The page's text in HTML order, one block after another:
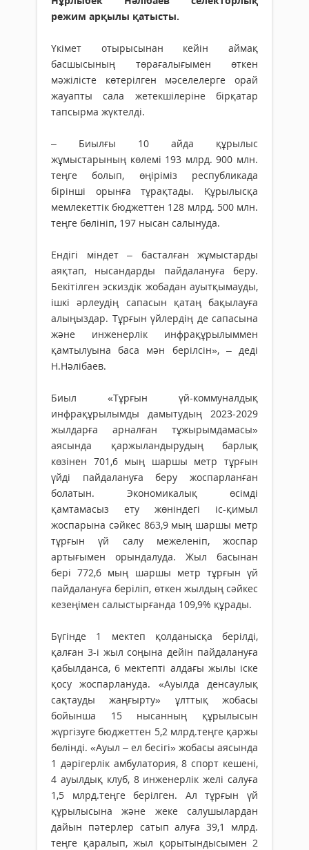
режим арқылы қатысты.
Үкімет отырысынан кейін аймақ
басшысының төрағалығымен өткен
мәжілісте көтерілген мәселелерге орай
жауапты сала жетекшілеріне бірқатар
тапсырма жүктелді.
– Биылғы 10 айда құрылыс
жұмыстарының көлемі 193 млрд. 900 млн.
теңге болып, өңіріміз республикада
бірінші орынға тұрақтады. Құрылысқа
мемлекеттік бюджеттен 128 млрд. 500 млн.
теңге бөлініп, 197 нысан салынуда.
Ендігі міндет – басталған жұмыстарды
аяқтап, нысандарды пайдалануға беру.
Бекітілген эскиздік жобадан ауытқымауды,
ішкі әрлеудің сапасын қатаң бақылауға
алыңыздар. Тұрғын үйлердің де сапасына
және инженерлік инфрақұрылыммен
қамтылуына баса мән берілсін», – деді
Н.Нәлібаев.
Биыл «Тұрғын үй-коммуналдық
инфрақұрылымды дамытудың 2023-2029
жылдарға арналған тұжырымдамасы»
аясында қаржыландырудың барлық
көзінен 701,6 мың шаршы метр тұрғын
үйді пайдалануға беру жоспарланған
болатын. Экономикалық өсімді
қамтамасыз ету жөніндегі іс-қимыл
жоспарына сәйкес 863,9 мың шаршы метр
тұрғын үй салу межеленіп, жоспар
артығымен орындалуда. Жыл басынан
бері 772,6 мың шаршы метр тұрғын үй
пайдалануға беріліп, өткен жылдың сәйкес
кезеңімен салыстырғанда 109,9% құрады.
Бүгінде 1 мектеп қолданысқа берілді,
қалған 3-і жыл соңына дейін пайдалануға
қабылданса, 6 мектепті алдағы жылы іске
қосу жоспарлануда. «Ауылда денсаулық
сақтауды жаңғырту» ұлттық жобасы
бойынша 15 нысанның құрылысын
жүргізуге бюджеттен 5,2 млрд.теңге қаржы
бөлінді. «Ауыл – ел бесігі» жобасы аясында
1 дәрігерлік амбулатория, 8 спорт кешені,
4 ауылдық клуб, 8 инженерлік желі салуға
1,5 млрд.теңге берілген. Ал тұрғын үй
құрылысына және жеке салушылардан
дайын пәтерлер сатып алуға 39,1 млрд.
теңге қаралып, жыл қорытындысымен 2